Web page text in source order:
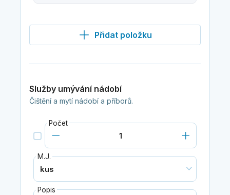
Přidat položku
Služby umývání nádobí
Čištění a mytí nádobí a příborů.
Počet
M.J.
Popis